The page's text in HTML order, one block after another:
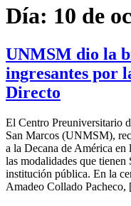
Día: 10 de
UNMSM dio la
ingresantes por
Directo
El Centro Preuniversitario
San Marcos (UNMSM),
a la Decana de América
las modalidades que tienen
institución pública. En la
Amadeo Collado